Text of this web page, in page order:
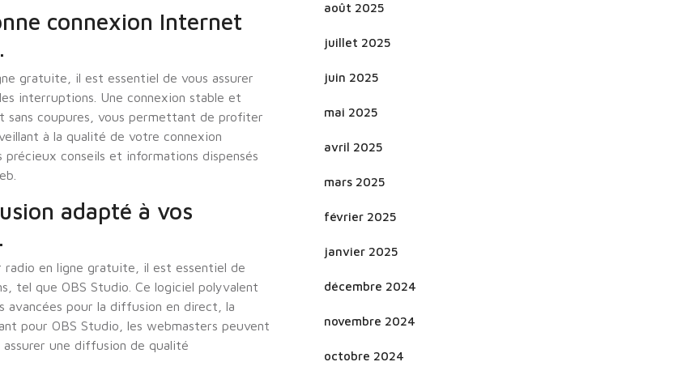
connexion Internet
gratuite, il est essentiel de vous assurer
interruptions. Une connexion stable et
sans coupures, vous permettant de profiter
à la qualité de votre connexion
conseils et informations dispensés
adapté à vos
en ligne gratuite, il est essentiel de
tel que OBS Studio. Ce logiciel polyvalent
pour la diffusion en direct, la
pour OBS Studio, les webmasters peuvent
une diffusion de qualité
août 2025
juillet 2025
juin 2025
mai 2025
avril 2025
mars 2025
février 2025
janvier 2025
décembre 2024
novembre 2024
octobre 2024